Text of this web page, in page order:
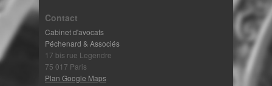
Contact
Cabinet d'avocats
Péchenard & Associés
17 bis rue Legendre
75 017 Paris
Plan Google Maps